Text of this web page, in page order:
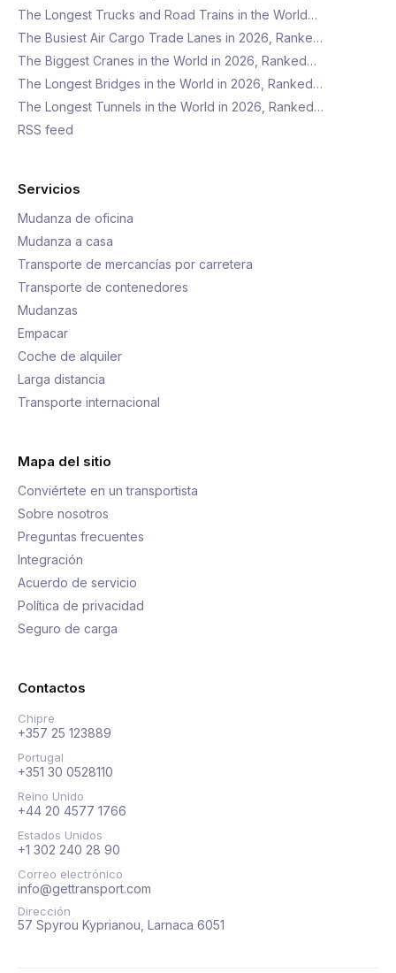
The Longest Trucks and Road Trains in the World…
The Busiest Air Cargo Trade Lanes in 2026, Ranke…
The Biggest Cranes in the World in 2026, Ranked…
The Longest Bridges in the World in 2026, Ranked…
The Longest Tunnels in the World in 2026, Ranked…
RSS feed
Servicios
Mudanza de oficina
Mudanza a casa
Transporte de mercancías por carretera
Transporte de contenedores
Mudanzas
Empacar
Coche de alquiler
Larga distancia
Transporte internacional
Mapa del sitio
Conviértete en un transportista
Sobre nosotros
Preguntas frecuentes
Integración
Acuerdo de servicio
Política de privacidad
Seguro de carga
Contactos
Chipre
+357 25 123889
Portugal
+351 30 0528110
Reino Unido
+44 20 4577 1766
Estados Unidos
+1 302 240 28 90
Correo electrónico
info@gettransport.com
Dirección
57 Spyrou Kyprianou, Larnaca 6051